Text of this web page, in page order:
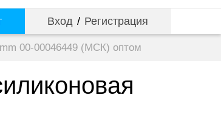
Вход / Регистрация
00-00046449 (МСК) оптом